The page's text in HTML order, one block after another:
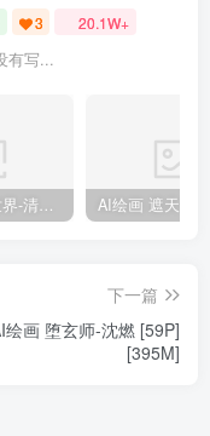
3 20.1W+
有写...
AI绘画 完美世界-清漪 [86P] [1173M]
下一篇
绘画 堕玄师-沈燃 [59P]
[395M]